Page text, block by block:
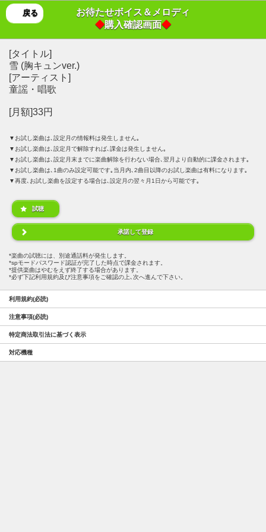
戻る
お待たせボイス＆メロディ
◆購入確認画面◆
[タイトル]
雪 (胸キュンver.)
[アーティスト]
童謡・唱歌
[月額]33円
▼お試し楽曲は､設定月の情報料は発生しません｡
▼お試し楽曲は､設定月で解除すれば､課金は発生しません｡
▼お試し楽曲は､設定月末までに楽曲解除を行わない場合､翌月より自動的に課金されます｡
▼お試し楽曲は､1曲のみ設定可能です｡当月内､2曲目以降のお試し楽曲は有料になります｡
▼再度､お試し楽曲を設定する場合は､設定月の翌々月1日から可能です｡
試聴
承諾して登録
楽曲の試聴には、別途通話料が発生します。
spモードパスワード認証が完了した時点で課金されます。
提供楽曲はやむをえず終了する場合があります。
必ず下記利用規約及び注意事項をご確認の上､次へ進んで下さい。
利用規約(必読)
注意事項(必読)
特定商法取引法に基づく表示
対応機種